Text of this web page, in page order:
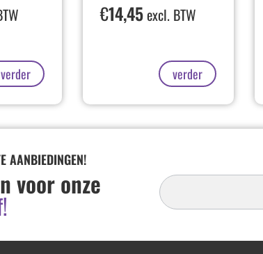
verder
€14,45excl. BTW
verder
AANBIEDINGEN!
voor onze
Inschrijven
Nieuwsbrief